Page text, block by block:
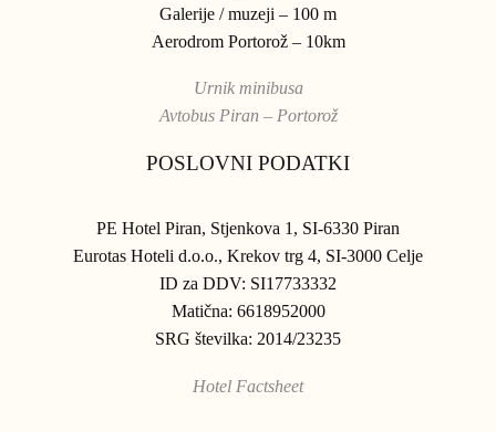
Galerije / muzeji – 100 m
Aerodrom Portorož – 10km
Urnik minibusa
Avtobus Piran – Portorož
POSLOVNI PODATKI
PE Hotel Piran, Stjenkova 1, SI-6330 Piran
Eurotas Hoteli d.o.o., Krekov trg 4, SI-3000 Celje
ID za DDV: SI17733332
Matična: 6618952000
SRG številka: 2014/23235
Hotel Factsheet